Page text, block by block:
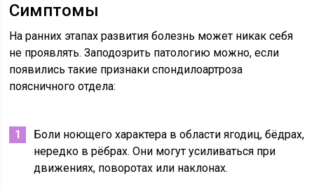
Симптомы
На ранних этапах развития болезнь может никак себя
не проявлять. Заподозрить патологию можно, если
появились такие признаки спондилоартроза
поясничного отдела:
Боли ноющего характера в области ягодиц, бёдрах,
нередко в рёбрах. Они могут усиливаться при
движениях, поворотах или наклонах.